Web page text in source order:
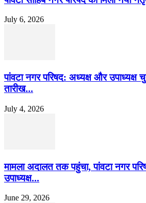
July 6, 2026
पांवटा नगर परिषद: अध्यक्ष और उपाध्यक्ष
तारीख...
July 4, 2026
मामला अदालत तक पहुंचा, पांवटा नगर
उपाध्यक्ष...
June 29, 2026